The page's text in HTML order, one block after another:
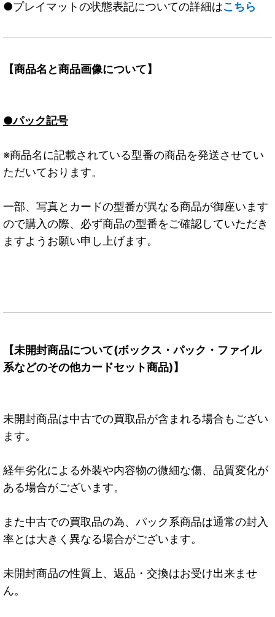
●プレイマットの状態表記についての詳細はこちら
【商品名と商品画像について】
●パック記号
※商品名に記載されている型番の商品を発送させてい
ただいております。
一部、写真とカードの型番が異なる商品が御座います
ので購入の際、必ず商品の型番をご確認していただき
ますようお願い申し上げます。
【未開封商品について(ボックス・パック・ファイル
系などのその他カードセット商品)】
未開封商品は中古での買取品が含まれる場合もござい
ます。
経年劣化による外装や内容物の微細な傷、品質変化が
ある場合がございます。
また中古での買取品の為、パック系商品は通常の封入
率とは大きく異なる場合がございます。
未開封商品の性質上、返品・交換はお受け出来ませ
ん。